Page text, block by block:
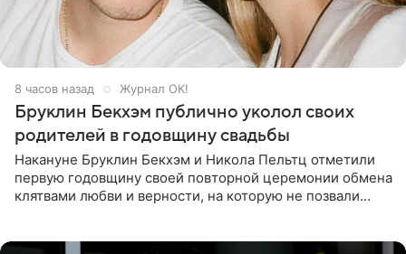
8 часов назад Журнал OK!
Бруклин Бекхэм публично уколол своих
родителей в годовщину свадьбы
Накануне Бруклин Бекхэм и Никола Пельтц отметили
первую годовщину своей повторной церемонии обмена
клятвами любви и верности, на которую не позвали